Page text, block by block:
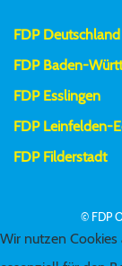
FDP Deutschland
FDP Baden-
FDP Esslingen
FDP Leinfelden-
FDP Filderstadt
© FDP
Wir nutzen Cookies